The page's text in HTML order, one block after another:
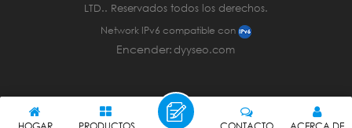
LTD.. Reservados todos los derechos.
Network IPv6 compatible con
Encender:dyyseo.com